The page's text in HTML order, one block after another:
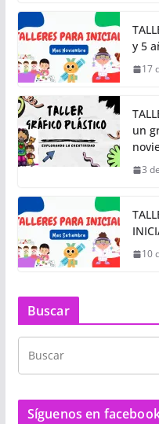
y 5
17
un
3
10
Buscar
Síguenos en